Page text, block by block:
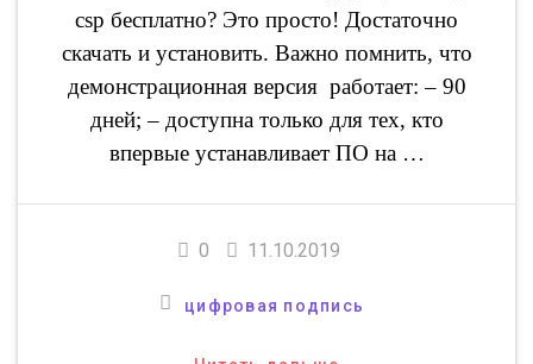
csp бесплатно? Это просто! Достаточно
скачать и установить. Важно помнить, что
демонстрационная версия работает: – 90
дней; – доступна только для тех, кто
впервые устанавливает ПО на …
0 11.10.2019
цифровая подпись